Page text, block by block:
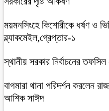
ময়মনসিংহে কিশোরীকে ধর্ষণ ও
ব্ল্যাকমেইল,গ্রেপ্তার-১
স্থানীয় সরকার নির্বাচনের
বাগমারা থানা পরিদর্শন করলেন
আশিক সাঈদ